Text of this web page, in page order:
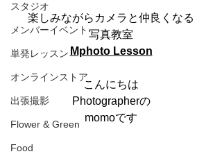
スタジオ
メンバーイベント
単発レッスン
オンラインストア
出張撮影
Flower & Green
Food
楽しみながらカメラと仲良くなる
写真教室
Mphoto Lesson
こんにちは
Photographerの
momoです